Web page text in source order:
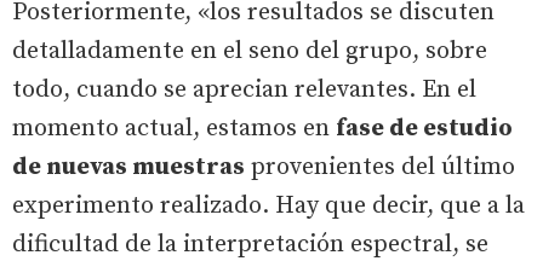
Posteriormente, «los resultados se discuten
detalladamente en el seno del grupo, sobre
todo, cuando se aprecian relevantes. En el
momento actual, estamos en fase de estudio
de nuevas muestras provenientes del último
experimento realizado. Hay que decir, que a la
dificultad de la interpretación espectral, se